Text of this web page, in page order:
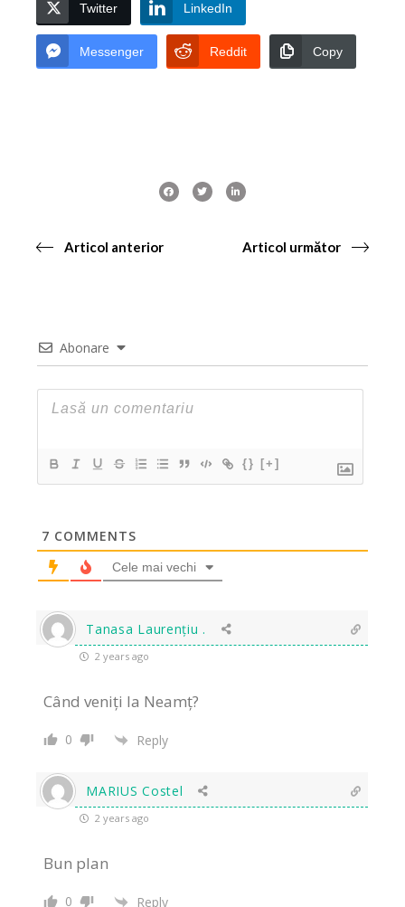
Twitter LinkedIn
Messenger Reddit Copy
Articol anterior Articol următor
Abonare
{} [+]
7 COMMENTS
Cele mai vechi
Tanasa Laurențiu .
2 years ago
Când veniți la Neamț?
0 Reply
MARIUS Costel
2 years ago
Bun plan
0 Reply